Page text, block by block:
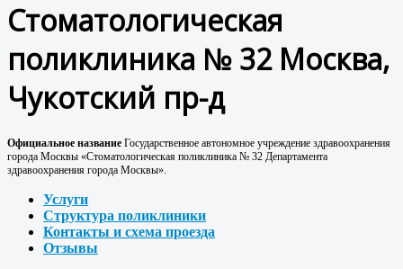
Стоматологическая
поликлиника № 32 Москва,
Чукотский пр-д
Официальное название Государственное автономное учреждение здравоохранения
города Москвы «Стоматологическая поликлиника № 32 Департамента
здравоохранения города Москвы».
Услуги
Структура поликлиники
Контакты и схема проезда
Отзывы